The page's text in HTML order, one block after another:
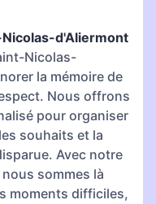
Nicolas-d'Aliermont
Nicolas-
la mémoire de
Nous offrons
pour organiser
souhaits et la
Avec notre
sommes là
moments difficiles,